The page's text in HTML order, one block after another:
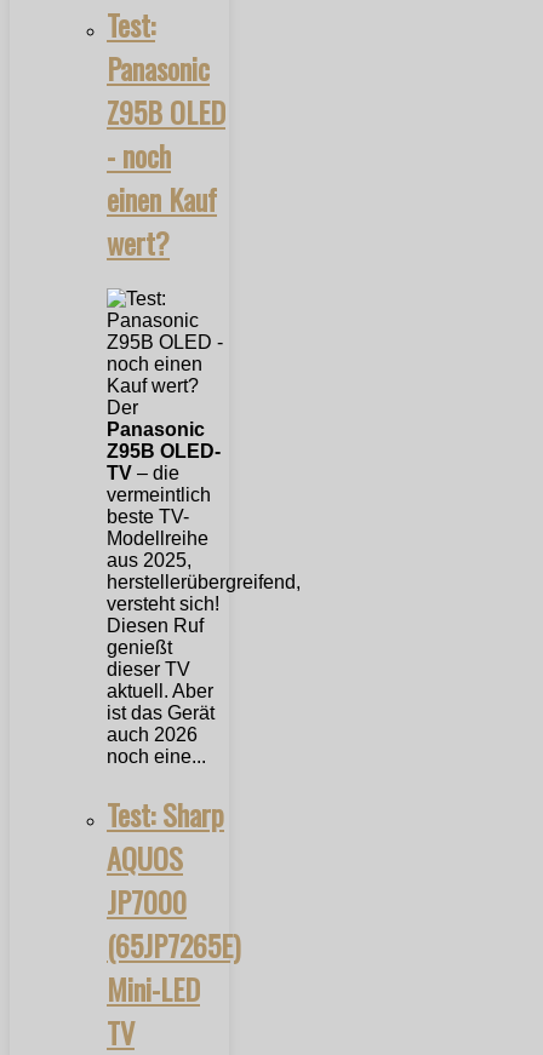
Test:
Panasonic
Z95B OLED
- noch
einen Kauf
wert?
Der
Panasonic
Z95B OLED-
TV – die
vermeintlich
beste TV-
Modellreihe
aus 2025,
herstellerübergreifend,
versteht sich!
Diesen Ruf
genießt
dieser TV
aktuell. Aber
ist das Gerät
auch 2026
noch eine...
Test: Sharp
AQUOS
JP7000
(65JP7265E)
Mini-LED
TV